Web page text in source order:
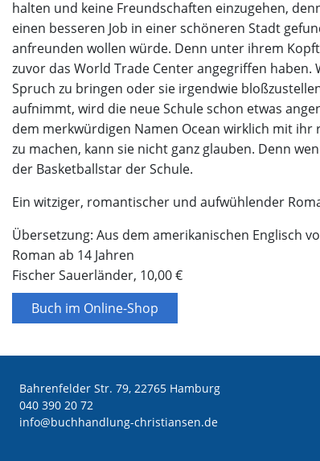
halten und keine Freundschaften einzugehen,
einen besseren Job in einer schöneren Stadt
anfreunden wollen würde. Denn unter ihrem
zuvor das World Trade Center angegriffen
Spruch zu bringen oder sie irgendwie
aufnimmt, wird die neue Schule schon etwas
dem merkwürdigen Namen Ocean wirklich mit
zu machen, kann sie nicht ganz glauben. Denn
der Basketballstar der Schule.
Ein witziger, romantischer und aufwühlender
Übersetzung: Aus dem amerikanischen Englisch
Roman ab 14 Jahren
Fischer Sauerländer, 10,00 €
Buch im Online-Shop
Bahrenfelder Str. 79, 22765 Hamburg
040 390 20 72
ed.nesnaitsirhc-gnuldnahhcub@ofni